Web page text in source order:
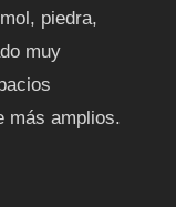
piedra,
muy
más amplios.